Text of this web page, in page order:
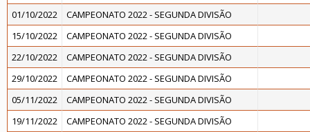
01/10/2022
CAMPEONATO 2022 - SEGUNDA DIVISÃO
15/10/2022
CAMPEONATO 2022 - SEGUNDA DIVISÃO
22/10/2022
CAMPEONATO 2022 - SEGUNDA DIVISÃO
29/10/2022
CAMPEONATO 2022 - SEGUNDA DIVISÃO
05/11/2022
CAMPEONATO 2022 - SEGUNDA DIVISÃO
19/11/2022
CAMPEONATO 2022 - SEGUNDA DIVISÃO